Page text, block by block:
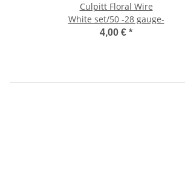
Culpitt Floral Wire
White set/50 -28 gauge-
4,00 € *